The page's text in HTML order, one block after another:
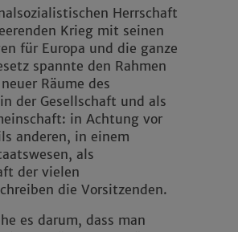
Herrschaft
Krieg mit seinen
für Europa und die ganze
spannte den Rahmen
Räume des
der Gesellschaft und als
in Achtung vor
anderen, in einem
als
der vielen
die Vorsitzenden.
es darum, dass man